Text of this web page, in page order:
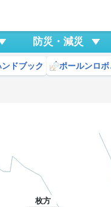
防災・減災
ドブック ポールンロ
枚方